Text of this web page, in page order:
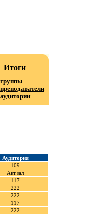
Итоги
группы
преподаватели
аудитории
Аудитория
109
Акт.зал
117
222
222
117
222